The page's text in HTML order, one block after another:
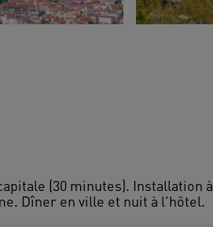
(30 minutes). Installation à